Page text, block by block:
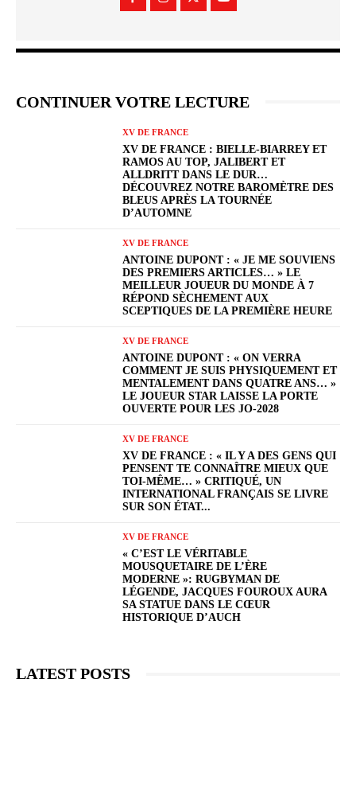
CONTINUER VOTRE LECTURE
XV DE FRANCE
XV DE FRANCE : BIELLE-BIARREY ET
RAMOS AU TOP, JALIBERT ET
ALLDRITT DANS LE DUR…
DÉCOUVREZ NOTRE BAROMÈTRE DES
BLEUS APRÈS LA TOURNÉE
D’AUTOMNE
XV DE FRANCE
ANTOINE DUPONT : « JE ME SOUVIENS
DES PREMIERS ARTICLES… » LE
MEILLEUR JOUEUR DU MONDE À 7
RÉPOND SÈCHEMENT AUX
SCEPTIQUES DE LA PREMIÈRE HEURE
XV DE FRANCE
ANTOINE DUPONT : « ON VERRA
COMMENT JE SUIS PHYSIQUEMENT ET
MENTALEMENT DANS QUATRE ANS… »
LE JOUEUR STAR LAISSE LA PORTE
OUVERTE POUR LES JO-2028
XV DE FRANCE
XV DE FRANCE : « IL Y A DES GENS QUI
PENSENT TE CONNAÎTRE MIEUX QUE
TOI-MÊME… » CRITIQUÉ, UN
INTERNATIONAL FRANÇAIS SE LIVRE
SUR SON ÉTAT...
XV DE FRANCE
« C’EST LE VÉRITABLE
MOUSQUETAIRE DE L’ÈRE
MODERNE »: RUGBYMAN DE
LÉGENDE, JACQUES FOUROUX AURA
SA STATUE DANS LE CŒUR
HISTORIQUE D’AUCH
LATEST POSTS